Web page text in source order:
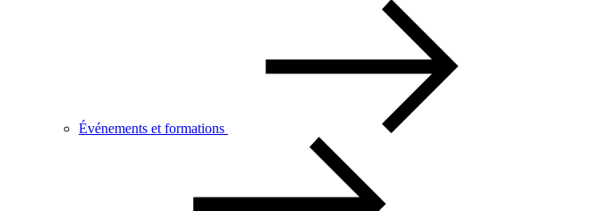
Événements et formations